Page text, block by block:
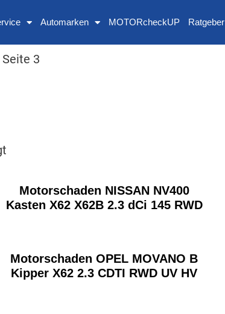
Automarken MOTORcheckUP Ratgeber
3
Motorschaden NISSAN NV400
Kasten X62 X62B 2.3 dCi 145 RWD
Motorschaden OPEL MOVANO B
Kipper X62 2.3 CDTI RWD UV HV